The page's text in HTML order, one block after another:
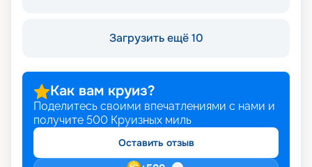
Загрузить ещё 10
Как вам круиз?
Поделитесь своими впечатлениями с нами и
получите 500 Круизных миль
Оставить отзыв